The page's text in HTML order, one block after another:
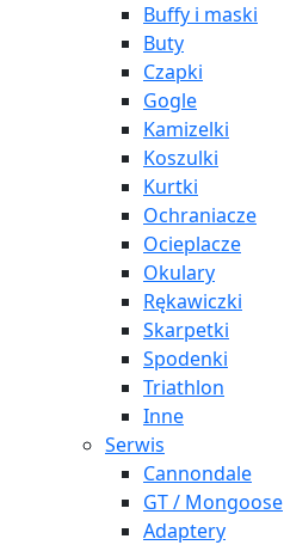
Buffy i maski
Buty
Czapki
Gogle
Kamizelki
Koszulki
Kurtki
Ochraniacze
Ocieplacze
Okulary
Rękawiczki
Skarpetki
Spodenki
Triathlon
Inne
Serwis
Cannondale
GT / Mongoose
Adaptery